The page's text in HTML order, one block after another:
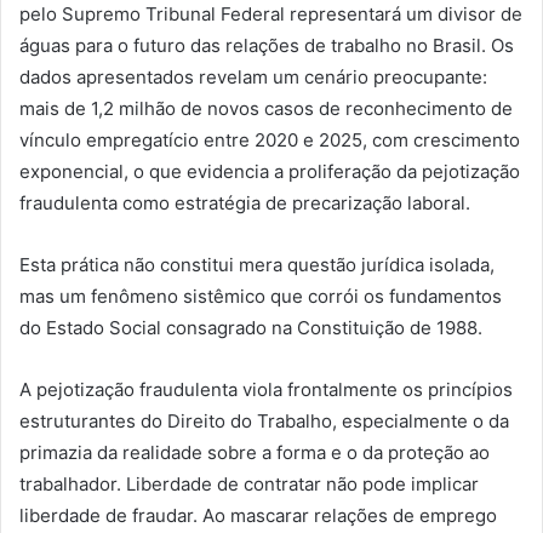
pelo Supremo Tribunal Federal representará um divisor de
águas para o futuro das relações de trabalho no Brasil. Os
dados apresentados revelam um cenário preocupante:
mais de 1,2 milhão de novos casos de reconhecimento de
vínculo empregatício entre 2020 e 2025, com crescimento
exponencial, o que evidencia a proliferação da pejotização
fraudulenta como estratégia de precarização laboral.
Esta prática não constitui mera questão jurídica isolada,
mas um fenômeno sistêmico que corrói os fundamentos
do Estado Social consagrado na Constituição de 1988.
A pejotização fraudulenta viola frontalmente os princípios
estruturantes do Direito do Trabalho, especialmente o da
primazia da realidade sobre a forma e o da proteção ao
trabalhador. Liberdade de contratar não pode implicar
liberdade de fraudar. Ao mascarar relações de emprego